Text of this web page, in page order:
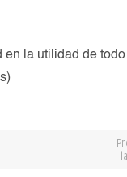
la utilidad de